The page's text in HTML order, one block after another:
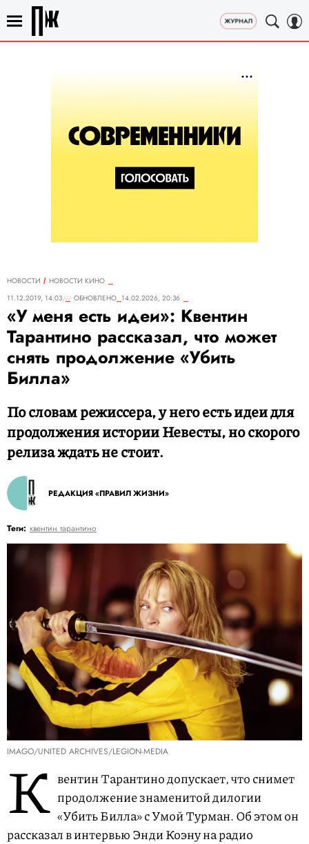
НОВОСТИ
НОВОСТИ КИНО
11.12.2019, 14:03
ОБНОВЛЕНО 14.02.2026, 20:36
«У меня есть идеи»: Квентин
Тарантино рассказал, что может
снять продолжение «Убить
Билла»
По словам режиссера, у него есть идеи для
продолжения истории Невесты, но скорого
релиза ждать не стоит.
РЕДАКЦИЯ «ПРАВИЛ ЖИЗНИ»
Теги: квентин тарантино
IMAGO/UNITED ARCHIVES/LEGION-MEDIA
К вентин Тарантино допускает, что снимет
продолжение знаменитой дилогии
«Убить Билла» с Умой Турман. Об этом он
рассказал в интервью Энди Коэну на радио